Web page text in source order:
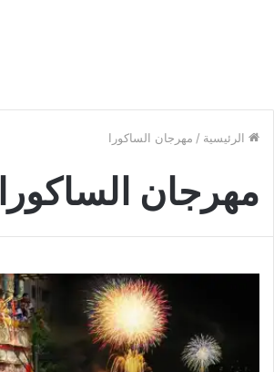
الرئيسية / مهرجان الساكورا
مهرجان الساكورا